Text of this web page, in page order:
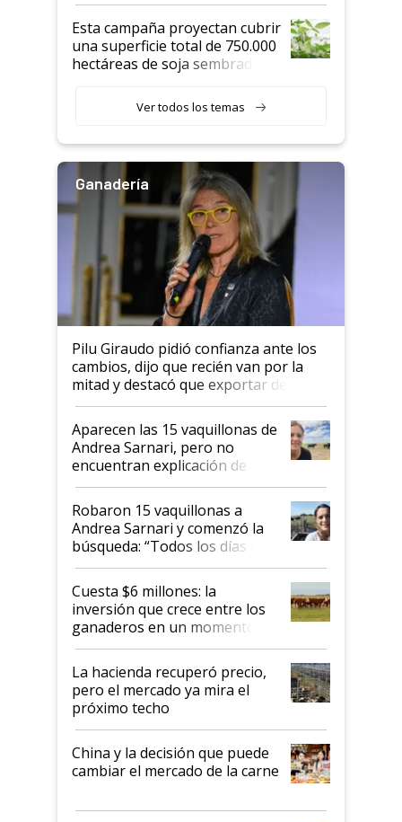
Esta campaña proyectan cubrir
una superficie total de 750.000
hectáreas de soja sembradas
variedades que marcan un
salto tecnológico en genética y
Ver todos los temas
Ganadería
Pilu Giraudo pidió confianza ante los
cambios, dijo que recién van por la
mitad y destacó que exportar dejó de
ser "para unos pocos": "Tenemos un
mandato muy claro del gobierno
nacional"
Aparecen las 15 vaquillonas de
Andrea Sarnari, pero no
encuentran explicación de
cómo llegaron allí
Robaron 15 vaquillonas a
Andrea Sarnari y comenzó la
búsqueda: “Todos los días le
toca a algún productor”
Cuesta $6 millones: la
inversión que crece entre los
ganaderos en un momento
histórico para la actividad
La hacienda recuperó precio,
pero el mercado ya mira el
próximo techo
China y la decisión que puede
cambiar el mercado de la carne